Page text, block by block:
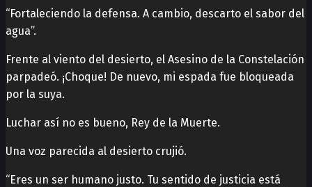
“Fortaleciendo la defensa. A cambio, descarto el sabor del
agua”.
Frente al viento del desierto, el Asesino de la Constelación
parpadeó. ¡Choque! De nuevo, mi espada fue bloqueada
por la suya.
Luchar así no es bueno, Rey de la Muerte.
Una voz parecida al desierto crujió.
“Eres un ser humano justo. Tu sentido de justicia está